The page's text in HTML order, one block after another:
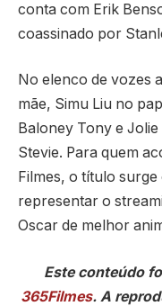
conta com Erik
coassinado por
No elenco de vozes
mãe, Simu Liu no
Baloney Tony e
Stevie. Para quem
Filmes, o título
representar o
Oscar de melhor
Este conteúdo
365Filmes. A